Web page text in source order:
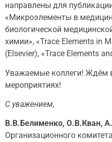
направлены для
«Микроэлементы в
биологической
химии», «Trace Elements in
(Elsevier), «Trace Elements
Уважаемые коллеги! Ждём
мероприятиях!
С уважением,
В.В.Белименко, О.В.Кван,
Организационного